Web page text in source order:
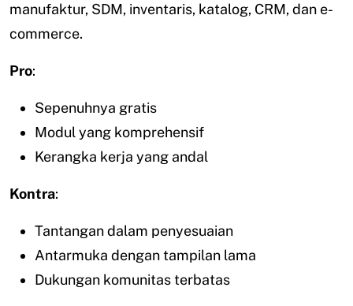
manufaktur, SDM, inventaris, katalog, CRM, dan e-
commerce.
Pro:
Sepenuhnya gratis
Modul yang komprehensif
Kerangka kerja yang andal
Kontra:
Tantangan dalam penyesuaian
Antarmuka dengan tampilan lama
Dukungan komunitas terbatas